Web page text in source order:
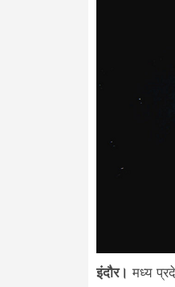
इंदौर। मध्य